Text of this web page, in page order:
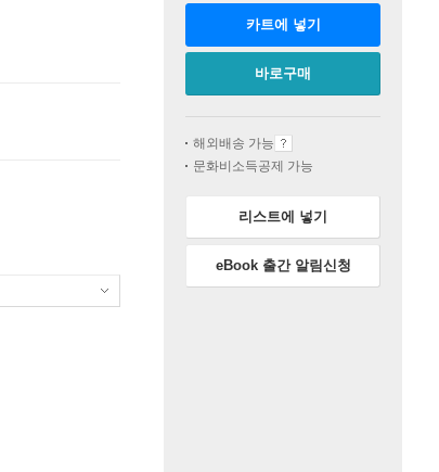
카트에 넣기
바로구매
해외배송 가능
문화비소득공제 가능
리스트에 넣기
eBook 출간 알림신청